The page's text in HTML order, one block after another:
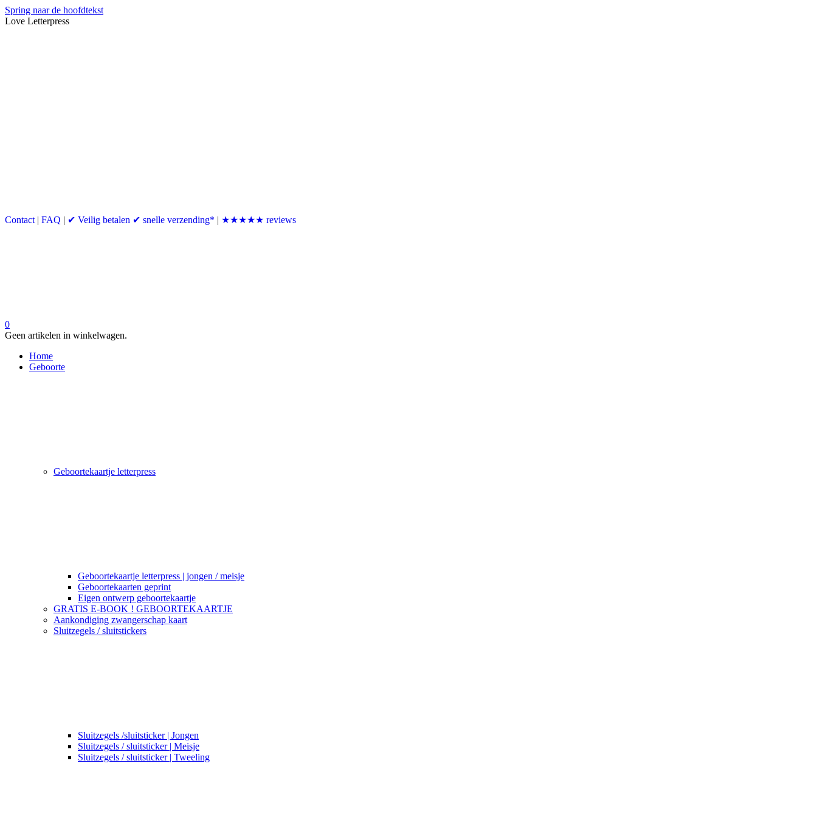
Spring naar de hoofdtekst
Love Letterpress
Contact | FAQ | ✔ Veilig betalen ✔ snelle verzending* | ★★★★★ reviews
0
Geen artikelen in winkelwagen.
Home
Geboorte
Geboortekaartje letterpress
Geboortekaartje letterpress | jongen / meisje
Geboortekaarten geprint
Eigen ontwerp geboortekaartje
GRATIS E-BOOK ! GEBOORTEKAARTJE
Aankondiging zwangerschap kaart
Sluitzegels / sluitstickers
Sluitzegels /sluitsticker | Jongen
Sluitzegels / sluitsticker | Meisje
Sluitzegels / sluitsticker | Tweeling